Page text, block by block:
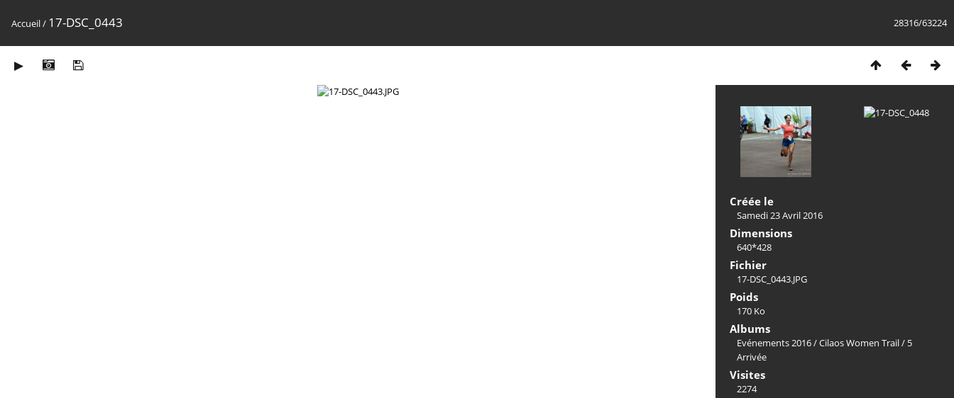
28316/63224
Accueil/ 17-DSC_0443
Créée le
Samedi 23 Avril 2016
Dimensions
640*428
Fichier
17-DSC_0443.JPG
Poids
170 Ko
Albums
Evénements 2016/Cilaos Women Trail/ 5
Arrivée
Visites
2274